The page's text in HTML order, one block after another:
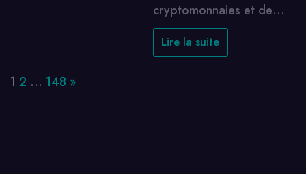
cryptomonnaies et de…
Lire la suite
Page:
1 2 … 148 Next
»